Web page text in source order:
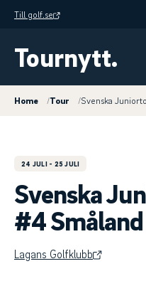
Till golf.se
Tournytt.
Home /Tour /Svenska
24 JULI - 25 JULI
Svenska
#4 Småland
Lagans Golfklubb